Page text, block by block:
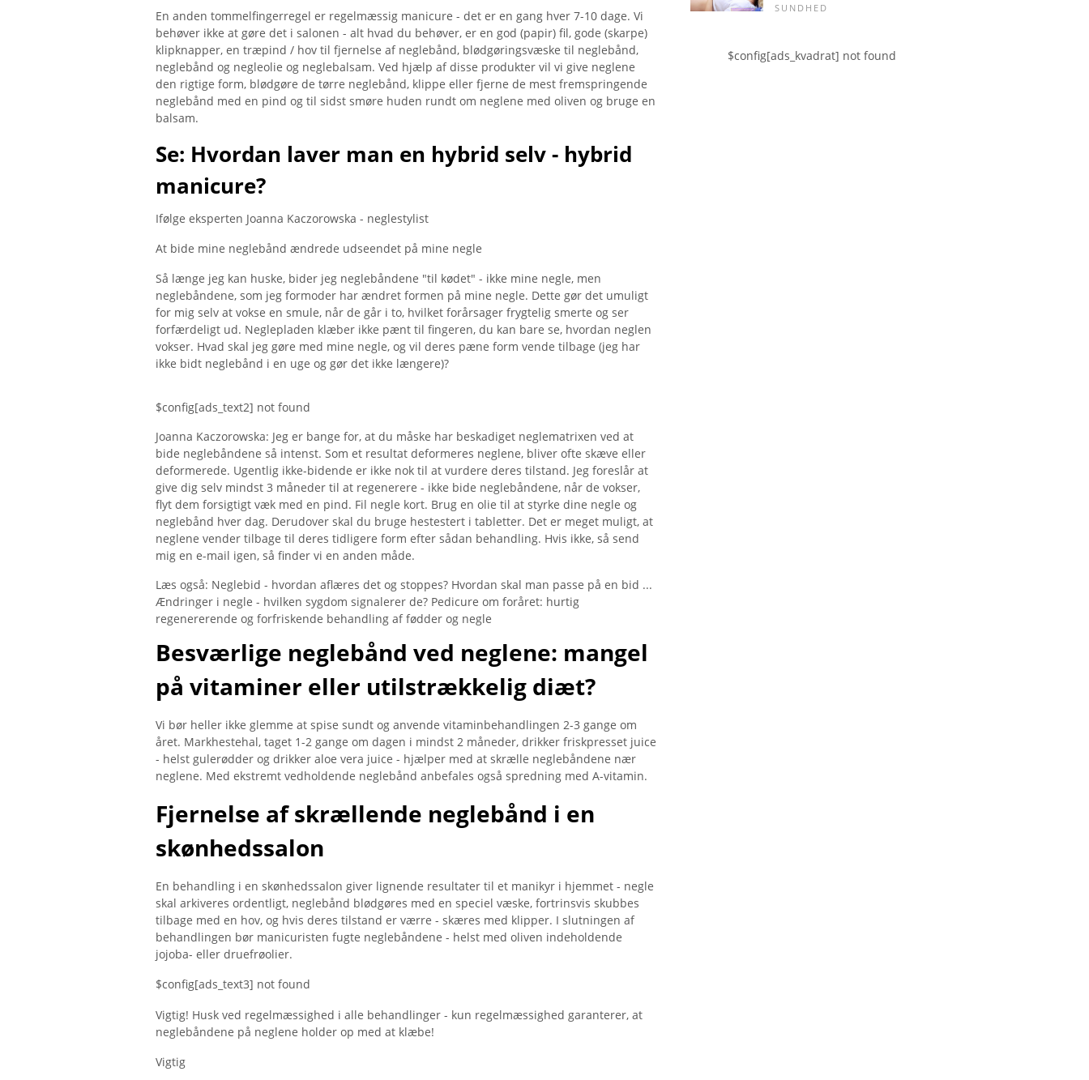
En anden tommelfingerregel er regelmæssig manicure - det er en gang hver 7-10 dage. Vi
behøver ikke at gøre det i salonen - alt hvad du behøver, er en god (papir) fil, gode (skarpe)
klipknapper, en træpind / hov til fjernelse af neglebånd, blødgøringsvæske til neglebånd,
neglebånd og negleolie og neglebalsam. Ved hjælp af disse produkter vil vi give neglene
den rigtige form, blødgøre de tørre neglebånd, klippe eller fjerne de mest fremspringende
neglebånd med en pind og til sidst smøre huden rundt om neglene med oliven og bruge en
balsam.
Se: Hvordan laver man en hybrid selv - hybrid
manicure?
Ifølge eksperten Joanna Kaczorowska - neglestylist
At bide mine neglebånd ændrede udseendet på mine negle
Så længe jeg kan huske, bider jeg neglebåndene "til kødet" - ikke mine negle, men
neglebåndene, som jeg formoder har ændret formen på mine negle. Dette gør det umuligt
for mig selv at vokse en smule, når de går i to, hvilket forårsager frygtelig smerte og ser
forfærdeligt ud. Neglepladen klæber ikke pænt til fingeren, du kan bare se, hvordan neglen
vokser. Hvad skal jeg gøre med mine negle, og vil deres pæne form vende tilbage (jeg har
ikke bidt neglebånd i en uge og gør det ikke længere)?
$config[ads_text2] not found
Joanna Kaczorowska: Jeg er bange for, at du måske har beskadiget neglematrixen ved at
bide neglebåndene så intenst. Som et resultat deformeres neglene, bliver ofte skæve eller
deformerede. Ugentlig ikke-bidende er ikke nok til at vurdere deres tilstand. Jeg foreslår at
give dig selv mindst 3 måneder til at regenerere - ikke bide neglebåndene, når de vokser,
flyt dem forsigtigt væk med en pind. Fil negle kort. Brug en olie til at styrke dine negle og
neglebånd hver dag. Derudover skal du bruge hestestert i tabletter. Det er meget muligt, at
neglene vender tilbage til deres tidligere form efter sådan behandling. Hvis ikke, så send
mig en e-mail igen, så finder vi en anden måde.
Læs også: Neglebid - hvordan aflæres det og stoppes? Hvordan skal man passe på en bid ...
Ændringer i negle - hvilken sygdom signalerer de? Pedicure om foråret: hurtig
regenererende og forfriskende behandling af fødder og negle
Besværlige neglebånd ved neglene: mangel
på vitaminer eller utilstrækkelig diæt?
Vi bør heller ikke glemme at spise sundt og anvende vitaminbehandlingen 2-3 gange om
året. Markhestehal, taget 1-2 gange om dagen i mindst 2 måneder, drikker friskpresset juice
- helst gulerødder og drikker aloe vera juice - hjælper med at skrælle neglebåndene nær
neglene. Med ekstremt vedholdende neglebånd anbefales også spredning med A-vitamin.
Fjernelse af skrællende neglebånd i en
skønhedssalon
En behandling i en skønhedssalon giver lignende resultater til et manikyr i hjemmet - negle
skal arkiveres ordentligt, neglebånd blødgøres med en speciel væske, fortrinsvis skubbes
tilbage med en hov, og hvis deres tilstand er værre - skæres med klipper. I slutningen af ​​
behandlingen bør manicuristen fugte neglebåndene - helst med oliven indeholdende
jojoba- eller druefrøolier.
$config[ads_text3] not found
Vigtig! Husk ved regelmæssighed i alle behandlinger - kun regelmæssighed garanterer, at
neglebåndene på neglene holder op med at klæbe!
Vigtig
SUNDHED
$config[ads_kvadrat] not found